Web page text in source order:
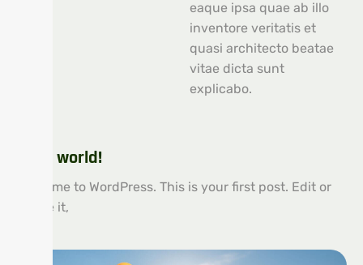
eaque ipsa quae ab illo
inventore veritatis et
quasi architecto beatae
vitae dicta sunt
explicabo.
Hello world!
Welcome to WordPress. This is your first post. Edit or
delete it,